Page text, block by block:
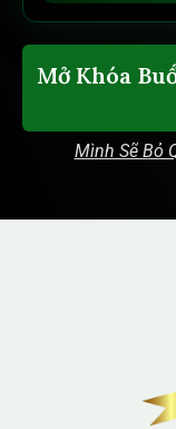
Mở Khóa
Mình Sẽ Bỏ